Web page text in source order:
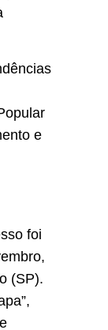
e
foi
(SP).